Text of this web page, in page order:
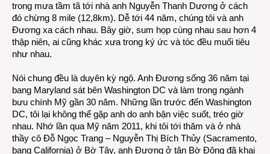
trong mưa tầm tã tới nhà anh Nguyễn Thanh Dương ở cách
đó chừng 8 mile (12,8km). Dễ tới 44 năm, chúng tôi và anh
Đương xa cách nhau. Bây giờ, sum họp cùng nhau sau hơn 4
thập niên, ai cũng khác xưa trong ký ức và tóc đều muối tiêu
như nhau.
Nói chung đều là duyên kỳ ngộ. Anh Đương sống 36 năm tại
bang Maryland sát bên Washington DC và làm trong ngành
bưu chính Mỹ gần 30 năm. Những lần trước đến Washington
DC, tôi lại không thể gặp anh do anh bận việc suốt, tréo giờ
nhau. Nhớ lần qua Mỹ năm 2011, khi tôi tới thăm và ở nhà
thầy cô Đỗ Ngọc Trang – Nguyễn Thị Bích Thủy (Sacramento,
bang California) ở Bờ Tây, anh Đương ở tận Bờ Đông đã khai